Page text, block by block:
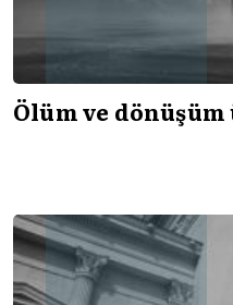
Ölüm ve